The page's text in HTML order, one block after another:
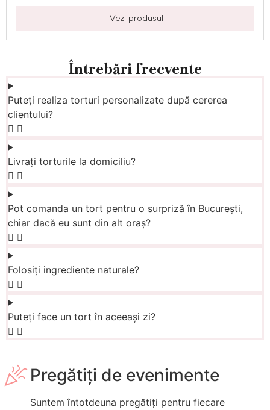
Vezi produsul
Întrebări frecvente
Puteți realiza torturi personalizate după cererea
clientului?
Livrați torturile la domiciliu?
Pot comanda un tort pentru o surpriză în București,
chiar dacă eu sunt din alt oraș?
Folosiți ingrediente naturale?
Puteți face un tort în aceeași zi?
Pregătiți de evenimente
Suntem întotdeuna pregătiți pentru fiecare